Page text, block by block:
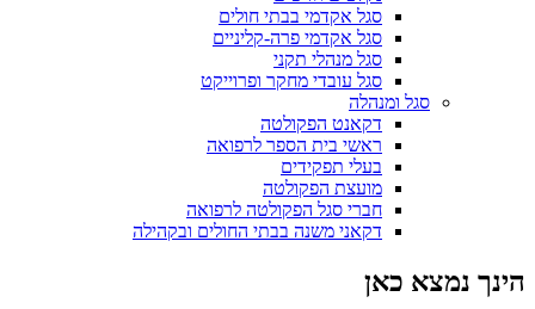
סגל אקדמי בבתי חולים
סגל אקדמי פרה-קליניים
סגל מנהלי תקני
סגל עובדי מחקר ופרוייקט
סגל ומנהלה
דקאנט הפקולטה
ראשי בית הספר לרפואה
בעלי תפקידים
מועצת הפקולטה
חברי סגל הפקולטה לרפואה
דקאני משנה בבתי החולים ובקהילה
הינך נמצא כאן